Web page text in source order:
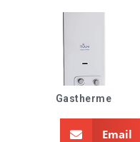
Gastherme
Email